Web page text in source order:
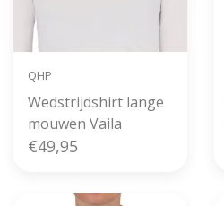
QHP
Wedstrijdshirt lange
mouwen Vaila
€49,95